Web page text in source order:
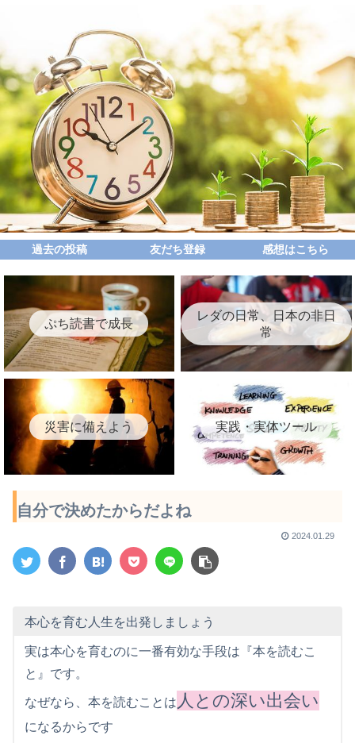
過去の投稿 友だち登録 感想はこちら
ぷち読書で成長
レダの日常、日本の非日
常
災害に備えよう 実践・実体ツール
自分で決めたからだよね
2024.01.29
本心を育む人生を出発しましょう
実は本心を育むのに一番有効な手段は『本を読むこ
と』です。
なぜなら、本を読むことは 人との深い出会い
になるからです